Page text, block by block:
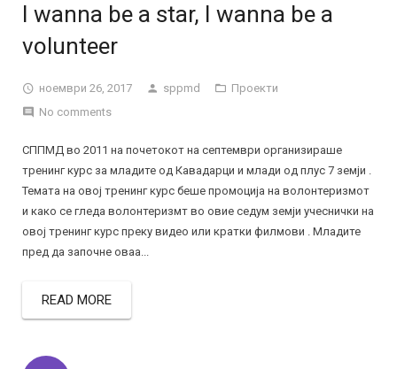
I wanna be a star, I wanna be a
volunteer
ноември 26, 2017 sppmd
Проекти
No comments
СППМД во 2011 на почетокот на септември организираше
тренинг курс за младите од Кавадарци и млади од плус 7 земји .
Темата на овој тренинг курс беше промоција на волонтеризмот
и како се гледа волонтеризмт во овие седум земји учеснички на
овој тренинг курс преку видео или кратки филмови . Младите
пред да започне оваа...
READ MORE